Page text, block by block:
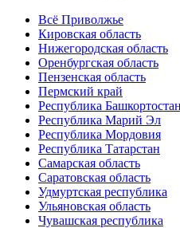
Всё Приволжье
Кировская область
Нижегородская область
Оренбургская область
Пензенская область
Пермский край
Республика Башкортостан
Республика Марий Эл
Республика Мордовия
Республика Татарстан
Самарская область
Саратовская область
Удмуртская республика
Ульяновская область
Чувашская республика